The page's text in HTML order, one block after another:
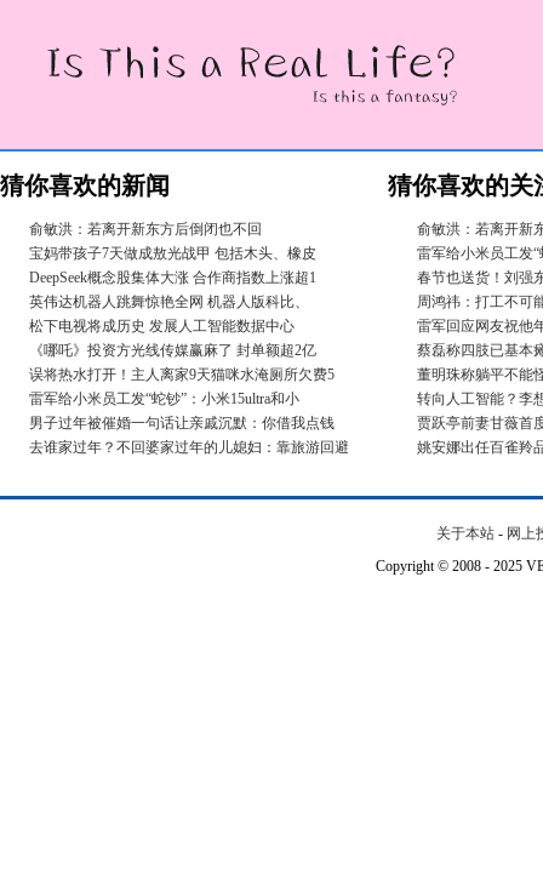
猜你喜欢的新闻
俞敏洪：若离开新东方后倒闭也不回
宝妈带孩子7天做成敖光战甲 包括木头、橡皮
DeepSeek概念股集体大涨 合作商指数上涨超1
英伟达机器人跳舞惊艳全网 机器人版科比、
松下电视将成历史 发展人工智能数据中心
《哪吒》投资方光线传媒赢麻了 封单额超2亿
误将热水打开！主人离家9天猫咪水淹厕所欠费5
雷军给小米员工发“蛇钞”：小米15ultra和小
男子过年被催婚一句话让亲戚沉默：你借我点钱
去谁家过年？不回婆家过年的儿媳妇：靠旅游回避
猜你喜欢的关
俞敏洪：若离开新
雷军给小米员工发“
春节也送货！刘强
周鸿祎：打工不可
雷军回应网友祝他
蔡磊称四肢已基本
董明珠称躺平不能
转向人工智能？李
贾跃亭前妻甘薇首
姚安娜出任百雀羚
关于本站 - 网上
Copyright © 2008 - 2025